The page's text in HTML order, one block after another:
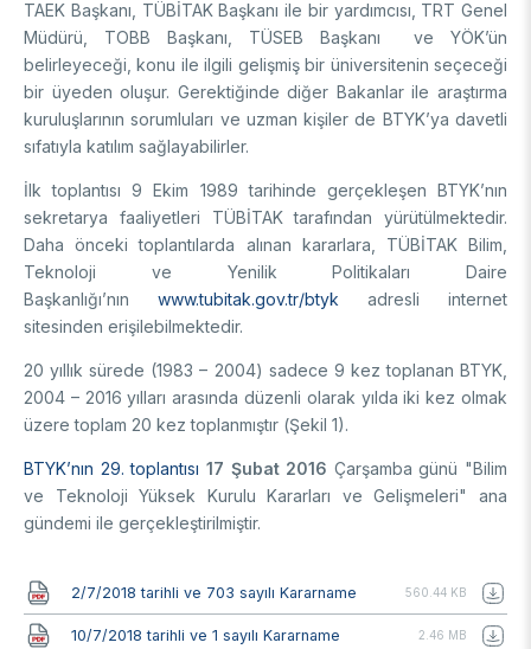
TAEK Başkanı, TÜBİTAK Başkanı ile bir yardımcısı, TRT Genel
Müdürü, TOBB Başkanı, TÜSEB Başkanı ve YÖK’ün
belirleyeceği, konu ile ilgili gelişmiş bir üniversitenin seçeceği
bir üyeden oluşur. Gerektiğinde diğer Bakanlar ile araştırma
kuruluşlarının sorumluları ve uzman kişiler de BTYK’ya davetli
sıfatıyla katılım sağlayabilirler.
İlk toplantısı 9 Ekim 1989 tarihinde gerçekleşen BTYK’nın
sekretarya faaliyetleri TÜBİTAK tarafından yürütülmektedir.
Daha önceki toplantılarda alınan kararlara, TÜBİTAK Bilim,
Teknoloji ve Yenilik Politikaları Daire
Başkanlığı’nın www.tubitak.gov.tr/btyk adresli internet
sitesinden erişilebilmektedir.
20 yıllık sürede (1983 – 2004) sadece 9 kez toplanan BTYK,
2004 – 2016 yılları arasında düzenli olarak yılda iki kez olmak
üzere toplam 20 kez toplanmıştır (Şekil 1).
BTYK’nın 29. toplantısı 17 Şubat 2016 Çarşamba günü "Bilim
ve Teknoloji Yüksek Kurulu Kararları ve Gelişmeleri" ana
gündemi ile gerçekleştirilmiştir.
Belge
2/7/2018 tarihli ve 703 sayılı Kararname 560.44 KB
Belge
10/7/2018 tarihli ve 1 sayılı Kararname 2.46 MB